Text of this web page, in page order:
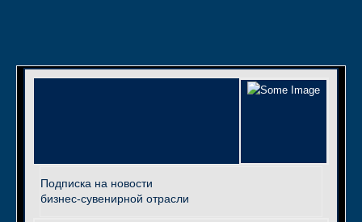
Подписка на новости
бизнес-сувенирной отрасли